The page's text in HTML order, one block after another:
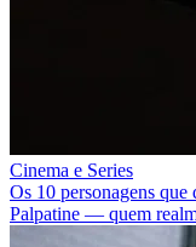
Cinema e Series
Os 10 personagens
Palpatine — quem